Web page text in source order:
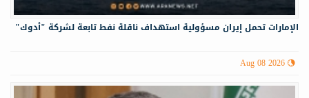
الإمارات تحمل إيران مسؤولية استهداف ناقلة نفط تابعة لشركة "أدوك"
Aug 08 2026